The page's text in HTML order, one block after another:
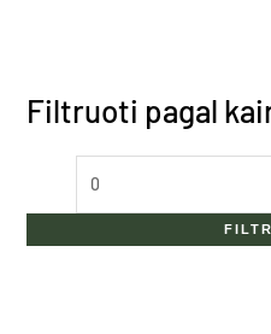
Filtruoti pagal